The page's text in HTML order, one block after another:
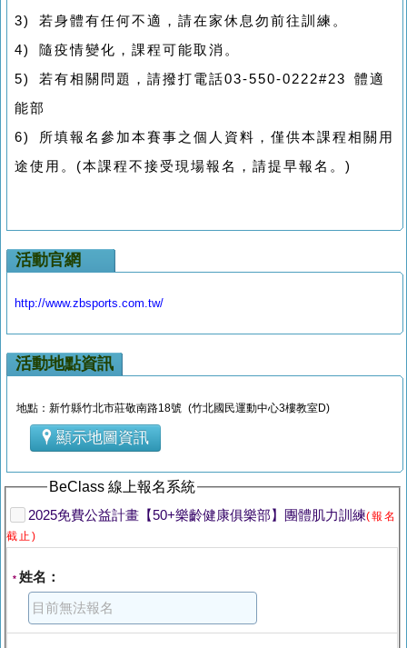
3) 若身體有任何不適，請在家休息勿前往訓練。
4) 隨疫情變化，課程可能取消。
5) 若有相關問題，請撥打電話03-550-0222#23 體適
能部
6) 所填報名參加本賽事之個人資料，僅供本課程相關用
途使用。(本課程不接受現場報名，請提早報名。)
活動官網
http://www.zbsports.com.tw/
活動地點資訊
地點：新竹縣竹北市莊敬南路18號 (竹北國民運動中心3樓教室D)
顯示地圖資訊
BeClass 線上報名系統
2025免費公益計畫【50+樂齡健康俱樂部】團體肌力訓練(報名
截止)
* 姓名：